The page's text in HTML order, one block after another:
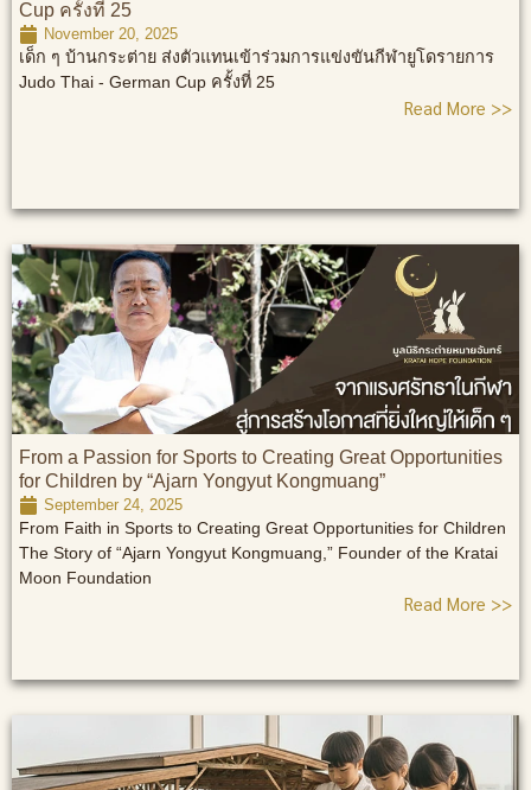
Cup ครั้งที่ 25
November 20, 2025
เด็ก ๆ บ้านกระต่าย ส่งตัวแทนเข้าร่วมการแข่งขันกีฬายูโดรายการ
Judo Thai - German Cup ครั้งที่ 25
Read More >>
From a Passion for Sports to Creating Great Opportunities
for Children by “Ajarn Yongyut Kongmuang”
September 24, 2025
From Faith in Sports to Creating Great Opportunities for Children
The Story of “Ajarn Yongyut Kongmuang,” Founder of the Kratai
Moon Foundation
Read More >>